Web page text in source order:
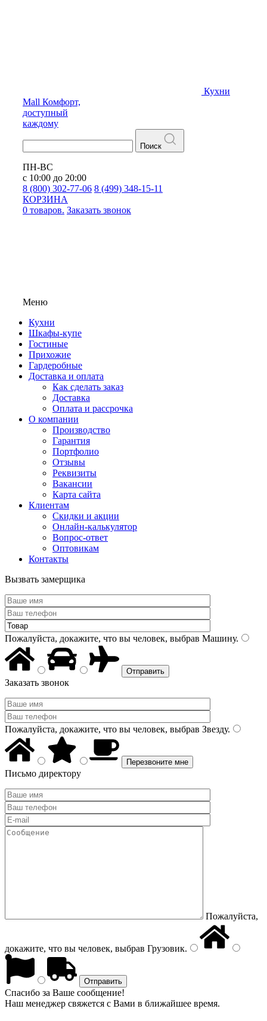
Кухни
Mall Комфорт,
доступный
каждому
Поиск
ПН-ВС
с 10:00 до 20:00
8 (800) 302-77-06 8 (499) 348-15-11
КОРЗИНА
0 товаров. Заказать звонок
Меню
Кухни
Шкафы-купе
Гостиные
Прихожие
Гардеробные
Доставка и оплата
Как сделать заказ
Доставка
Оплата и рассрочка
О компании
Производство
Гарантия
Портфолио
Отзывы
Реквизиты
Вакансии
Карта сайта
Клиентам
Скидки и акции
Онлайн-калькулятор
Вопрос-ответ
Оптовикам
Контакты
Вызвать замерщика
Пожалуйста, докажите, что вы человек, выбрав Машину.
Заказать звонок
Пожалуйста, докажите, что вы человек, выбрав Звезду.
Письмо директору
Пожалуйста,
докажите, что вы человек, выбрав Грузовик.
Спасибо за Ваше сообщение!
Наш менеджер свяжется с Вами в ближайшее время.